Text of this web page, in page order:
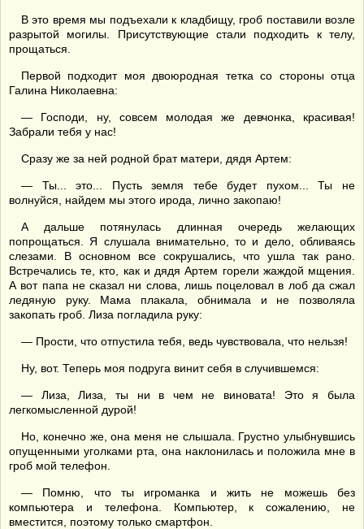
В это время мы подъехали к кладбищу, гроб поставили возле
разрытой могилы. Присутствующие стали подходить к телу,
прощаться.
Первой подходит моя двоюродная тетка со стороны отца
Галина Николаевна:
— Господи, ну, совсем молодая же девчонка, красивая!
Забрали тебя у нас!
Сразу же за ней родной брат матери, дядя Артем:
— Ты... это... Пусть земля тебе будет пухом... Ты не
волнуйся, найдем мы этого ирода, лично закопаю!
А дальше потянулась длинная очередь желающих
попрощаться. Я слушала внимательно, то и дело, обливаясь
слезами. В основном все сокрушались, что ушла так рано.
Встречались те, кто, как и дядя Артем горели жаждой мщения.
А вот папа не сказал ни слова, лишь поцеловал в лоб да сжал
ледяную руку. Мама плакала, обнимала и не позволяла
закопать гроб. Лиза погладила руку:
— Прости, что отпустила тебя, ведь чувствовала, что нельзя!
Ну, вот. Теперь моя подруга винит себя в случившемся:
— Лиза, Лиза, ты ни в чем не виновата! Это я была
легкомысленной дурой!
Но, конечно же, она меня не слышала. Грустно улыбнувшись
опущенными уголками рта, она наклонилась и положила мне в
гроб мой телефон.
— Помню, что ты игроманка и жить не можешь без
компьютера и телефона. Компьютер, к сожалению, не
вместится, поэтому только смартфон.